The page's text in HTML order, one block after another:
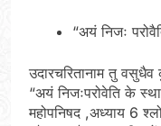
“अयं निजः
उदारचरितानाम तु
“अयं निजःपरोवेति के
महोपनिषद ,अध्याय 6